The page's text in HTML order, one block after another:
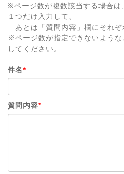
※ページ数が複数該当する場合は
１つだけ入力して、
あとは「質問内容」欄にそれぞ
※ページ数が指定できないよう
してください。
件名*
質問内容*